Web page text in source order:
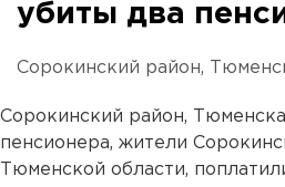
убиты два
Сорокинский район,
Сорокинский район,
пенсионера, жители
Тюменской области,